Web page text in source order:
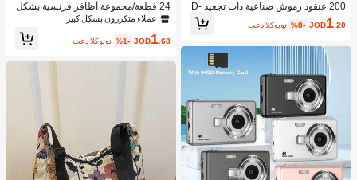
200 عنقود رموش صناعية ذات تجعيد D-
Curl فضفاضة لل- DIY، 80 عنقود رموش
ذات تجعيد D-Curl بدرجة 0.07 مم وبطو
عية كثيفة وطويلة، رموش فردية ملتوية، ر
موش رفيعة وطويلة، رموش ممتدة كالكر
تون، مناسبة للمبتدئين للاستخدام في المن
زل. 200 عنقود رموش صناعية كثيفة جدًا،
200 عنقود رموش بسعة كبيرة، عناقيد ر
موش، رموش فردية، رموش صناعية
JOD1.20
%8- بعد الكوبون
24 قطعة/مجموعة أظافر فرنسية بشكل
اللوز أنيقة مزينة بتصميمات ثلاثية الأبعاد لل
هار، مع 1 قطعة جيلي جل و 1 قطعة مبرد
مي والمناسبات، مستلزمات الأظافر
عملاء متكررون بشكل كبير
JOD1.68
%1- بعد الكوبون